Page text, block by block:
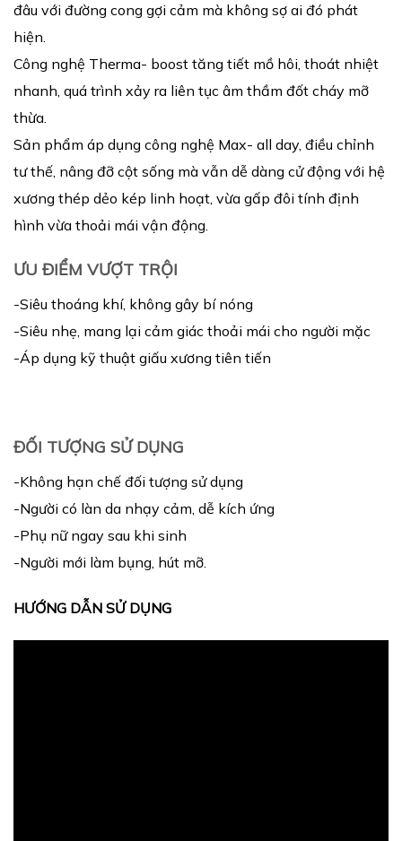
đâu với đường cong gợi cảm mà không sợ ai đó phát
hiện.
Công nghệ Therma- boost tăng tiết mồ hôi, thoát nhiệt
nhanh, quá trình xảy ra liên tục âm thầm đốt cháy mỡ
thừa.
Sản phẩm áp dụng công nghệ Max- all day, điều chỉnh
tư thế, nâng đỡ cột sống mà vẫn dễ dàng cử động với hệ
xương thép dẻo kép linh hoạt, vừa gấp đôi tính định
hình vừa thoải mái vận động.
ƯU ĐIỂM VƯỢT TRỘI
-Siêu thoáng khí, không gây bí nóng
-Siêu nhẹ, mang lại cảm giác thoải mái cho người mặc
-Áp dụng kỹ thuật giấu xương tiên tiến
ĐỐI TƯỢNG SỬ DỤNG
-Không hạn chế đối tượng sử dụng
-Người có làn da nhạy cảm, dễ kích ứng
-Phụ nữ ngay sau khi sinh
-Người mới làm bụng, hút mỡ.
HƯỚNG DẪN SỬ DỤNG